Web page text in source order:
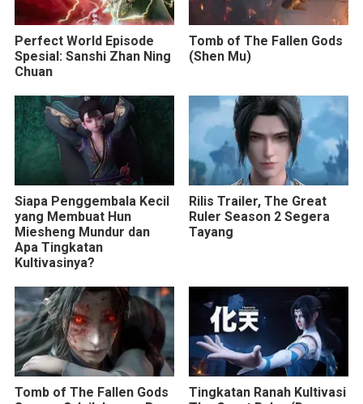
Perfect World Episode
Spesial: Sanshi Zhan Ning
Chuan
Tomb of The Fallen Gods
(Shen Mu)
Siapa Penggembala Kecil
yang Membuat Hun
Miesheng Mundur dan
Apa Tingkatan
Kultivasinya?
Rilis Trailer, The Great
Ruler Season 2 Segera
Tayang
Tomb of The Fallen Gods
Tingkatan Ranah Kultivasi